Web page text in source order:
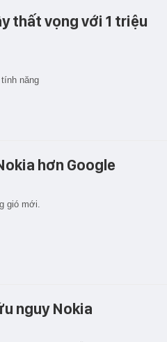
thất vọng với 1 triệu
năng
hơn Google
gió mới.
nguy Nokia